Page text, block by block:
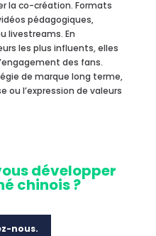
la co-création. Formats
pédagogiques,
livestreams. En
les plus influents, elles
des fans.
de marque long terme,
l’expression de valeurs
développer
chinois ?
nous.